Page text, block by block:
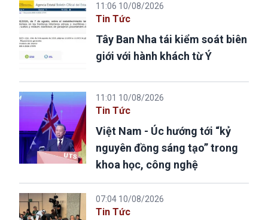
11:06 10/08/2026
Tin Tức
Tây Ban Nha tái kiểm soát biên
giới với hành khách từ Ý
11:01 10/08/2026
Tin Tức
Việt Nam - Úc hướng tới “kỷ
nguyên đồng sáng tạo” trong
khoa học, công nghệ
07:04 10/08/2026
Tin Tức